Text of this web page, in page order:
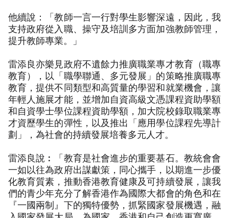
他續說：「教師一言一行對學生影響深遠，因此，我
支持政府從入職、操守及培訓多方面加強教師管理，
提升教師專業。」
雷添良亦樂見政府不遺餘力推廣職業專才教育（職專
教育），以「職學聯通、多元發展」的策略推廣職專
教育，提供不同類型和高質量的學習和就業機會，讓
年輕人施展才能，並增加自資高級文憑課程資助學額
和自資學士學位課程資助學額，加大院校錄取職業專
才資歷學生的彈性，以及推出「應用學位課程先導計
劃」，為社會的持續發展培養多元人才。
雷添良說︰「教育是社會進步的重要基石。教統會會
一如以往為政府出謀獻策，同心攜手，以期進一步優
化教育質素，推動香港教育健康及可持續發展，讓我
們的青少年充分了解香港作為國際大都會的角色和在
『一國兩制』下的獨特優勢，抓緊國家發展機遇，融